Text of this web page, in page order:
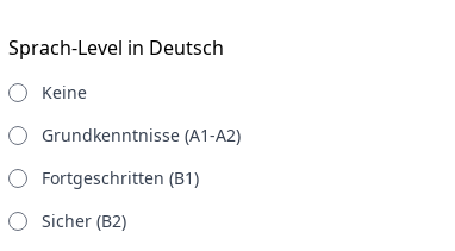
Sprach-Level in Deutsch
Keine
Grundkenntnisse (A1-A2)
Fortgeschritten (B1)
Sicher (B2)